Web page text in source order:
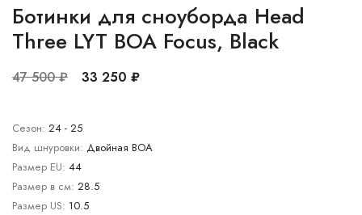
Ботинки для сноуборда Head
Three LYT BOA Focus, Black
47 500 ₽ 33 250 ₽
Сезон: 24 - 25
Вид шнуровки: Двойная BOA
Размер EU: 44
Размер в см: 28.5
Размер US: 10.5